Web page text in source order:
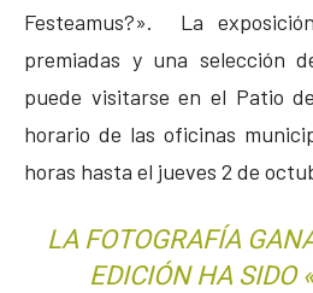
Festeamus?». La
premiadas y una selección
puede visitarse en el Patio
horario de las oficinas
horas hasta el jueves 2 de
LA FOTOGRAFÍA
EDICIÓN HA SIDO